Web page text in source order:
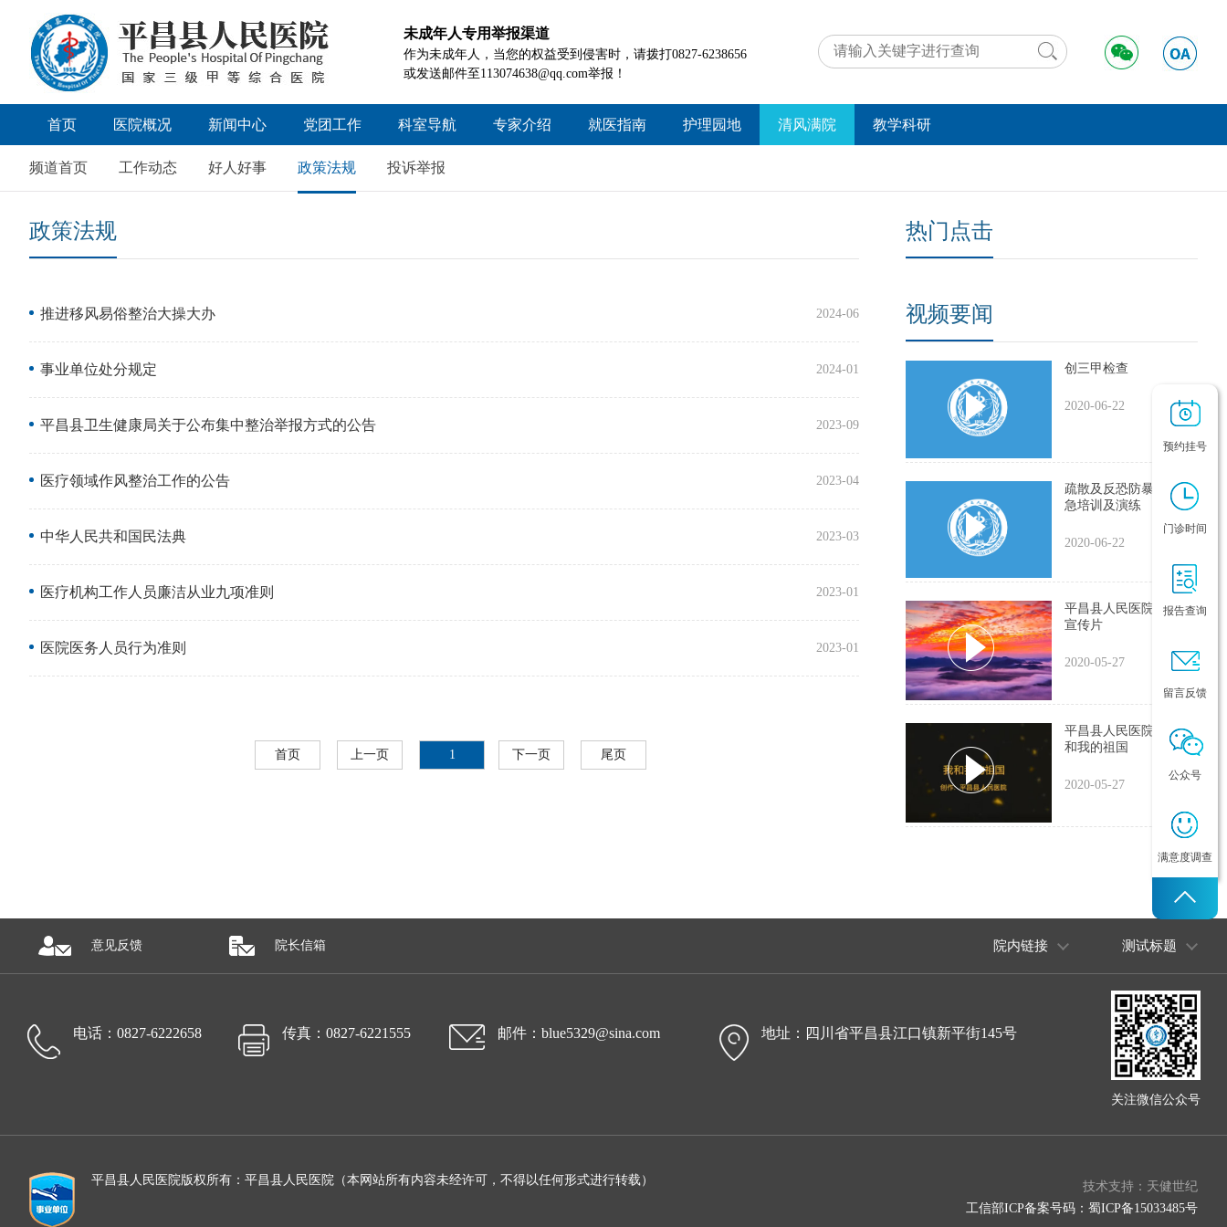
预约挂号
门诊时间
报告查询
留言反馈
公众号
满意度调查
未成年人专用举报渠道
作为未成年人，当您的权益受到侵害时，请拨打0827-6238656
或发送邮件至113074638@qq.com举报！
首页 医院概况
医院简介
领导团队
医院文化
医院掠影
新闻中心
医院新闻
招标公告
院务公开
人才招聘
党团工作
党委工作
科室导航
院本部
信义院区
专家介绍 就医指南
门诊时间
诊疗项目查询
当天挂号
特色医疗
护理园地
护理资讯
清风满院
好人好事
投诉举报
教学科研
学术交流
远程医疗
资料下载
频道首页 工作动态 好人好事 政策法规 投诉举报
政策法规
推进移风易俗整治大操大办 2024-06
事业单位处分规定 2024-01
平昌县卫生健康局关于公布集中整治举报方式的公告 2023-09
医疗领域作风整治工作的公告 2023-04
中华人民共和国民法典 2023-03
医疗机构工作人员廉洁从业九项准则 2023-01
医院医务人员行为准则 2023-01
首页 上一页 1 下一页 尾页
热门点击
视频要闻
创三甲检查
2020-06-22
疏散及反恐防暴灭火应
急培训及演练
2020-06-22
平昌县人民医院2018年
宣传片
2020-05-27
平昌县人民医院唱响我
和我的祖国
2020-05-27
意见反馈 院长信箱 测试标题
院内链接
电话：0827-6222658 传真：0827-6221555 邮件：blue5329@sina.com 地址：四川省平昌县江口镇新平街145号
关注微信公众号
平昌县人民医院版权所有：平昌县人民医院（本网站所有内容未经许可，不得以任何形式进行转载）
技术支持：天健世纪
工信部ICP备案号码：蜀ICP备15033485号